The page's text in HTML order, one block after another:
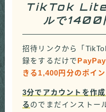
TikTok Lite
ルで1400
招待リンクから「
録をするだけで
きる1,400円分のポイン
3分でアカウントを作
る のでまだインストー